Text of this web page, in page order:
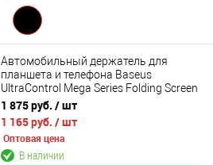
Автомобильный держатель для
планшета и телефона Baseus
UltraControl Mega Series Folding Screen
Phone Car Mount (C40465400111-00)
1 875 руб. / шт
1 165 руб. / шт
Оптовая цена
В наличии